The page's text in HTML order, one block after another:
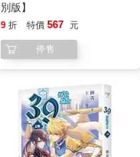
別版】
9 折 特價 567 元
停售